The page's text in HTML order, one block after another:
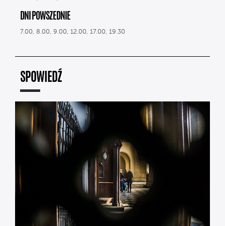
DNI POWSZEDNIE
7.00, 8.00, 9.00, 12.00, 17.00, 19.30
SPOWIEDŹ